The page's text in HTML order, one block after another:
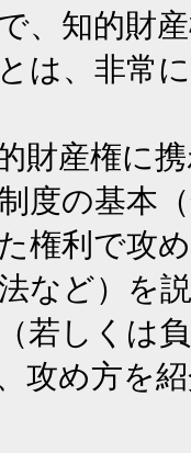
、知的財
は、非常
財産権に
度の基本
権利で攻
など）を
若しくは
攻め方を